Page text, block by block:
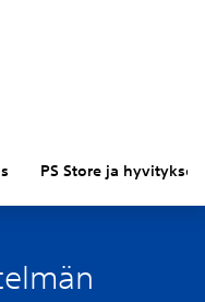
PS Store ja hyvitykset